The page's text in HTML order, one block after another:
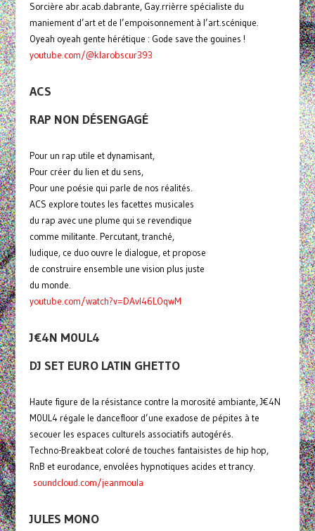
Sorcière abr.acab.dabrante, Gay.rrièrre spécialiste du
maniement d’art et de l’empoisonnement à l’art.scénique.
Oyeah oyeah gente hérétique : Gode save the gouines !
youtube.com/@klarobscur393
ACS
RAP NON DÉSENGAGÉ
Pour un rap utile et dynamisant,
Pour créer du lien et du sens,
Pour une poésie qui parle de nos réalités.
ACS explore toutes les facettes musicales
du rap avec une plume qui se revendique
comme militante. Percutant, tranché,
ludique, ce duo ouvre le dialogue, et propose
de construire ensemble une vision plus juste
du monde.
youtube.com/watch?v=DAvI46LOqwM
J€4N M0UL4
DJ SET EURO LATIN GHETTO
Haute figure de la résistance contre la morosité ambiante, J€4N
M0UL4 régale le dancefloor d’une exadose de pépites à te
secouer les espaces culturels associatifs autogérés.
Techno-Breakbeat coloré de touches fantaisistes de hip hop,
RnB et eurodance, envolées hypnotiques acides et trancy.
soundcloud.com/jeanmoula
JULES MONO